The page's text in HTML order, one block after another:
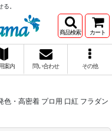
。
商品検索 カート
案内 問い合わせ その他
・高密着 プロ用 口紅 フラダン